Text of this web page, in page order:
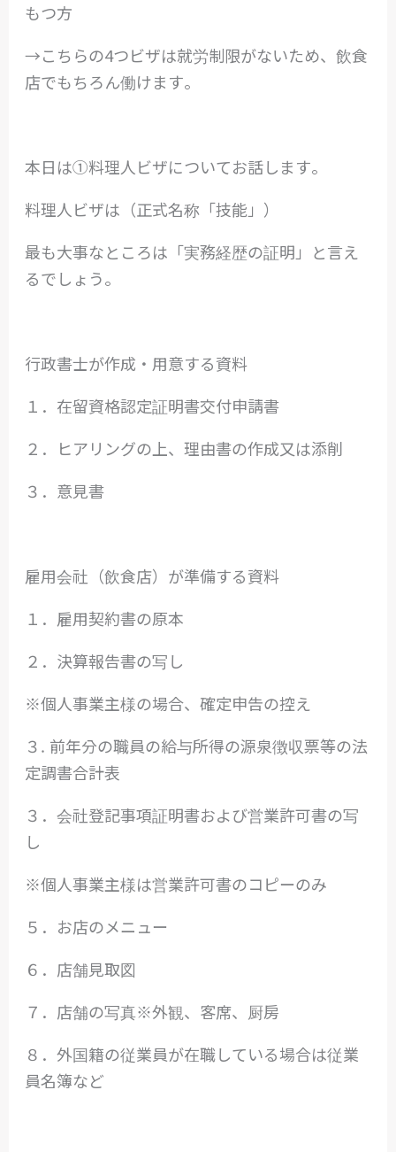
もつ方
→こちらの4つビザは就労制限がないため、飲食
店でもちろん働けます。
本日は①料理人ビザについてお話します。
料理人ビザは（正式名称「技能」）
最も大事なところは「実務経歴の証明」と言え
るでしょう。
行政書士が作成・用意する資料
１．在留資格認定証明書交付申請書
２．ヒアリングの上、理由書の作成又は添削
３．意見書
雇用会社（飲食店）が準備する資料
１．雇用契約書の原本
２．決算報告書の写し
※個人事業主様の場合、確定申告の控え
３. 前年分の職員の給与所得の源泉徴収票等の法
定調書合計表
３．会社登記事項証明書および営業許可書の写
し
※個人事業主様は営業許可書のコピーのみ
５．お店のメニュー
６．店舗見取図
７．店舗の写真※外観、客席、厨房
８．外国籍の従業員が在職している場合は従業
員名簿など